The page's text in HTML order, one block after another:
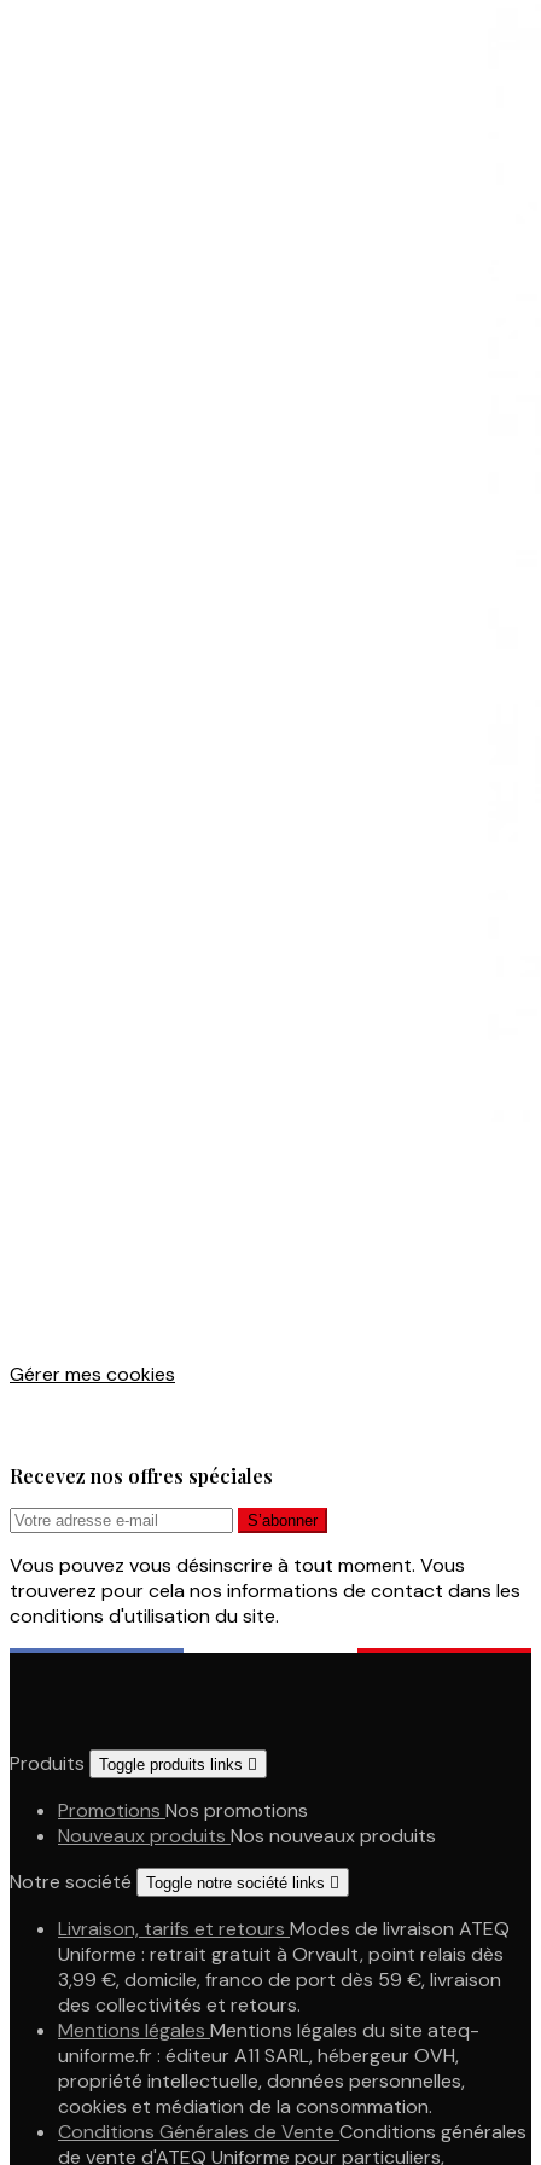
Gérer mes cookies
Recevez nos offres spéciales
Vous pouvez vous désinscrire à tout moment. Vous
trouverez pour cela nos informations de contact dans les
conditions d'utilisation du site.
Produits Toggle produits links 
Promotions Nos promotions
Nouveaux produits Nos nouveaux produits
Notre société
Toggle notre société links 
Livraison, tarifs et retours Modes de livraison ATEQ
Uniforme : retrait gratuit à Orvault, point relais dès
3,99 €, domicile, franco de port dès 59 €, livraison
des collectivités et retours.
Mentions légales Mentions légales du site ateq-
uniforme.fr : éditeur A11 SARL, hébergeur OVH,
propriété intellectuelle, données personnelles,
cookies et médiation de la consommation.
Conditions Générales de Vente Conditions générales
de vente d'ATEQ Uniforme pour particuliers,